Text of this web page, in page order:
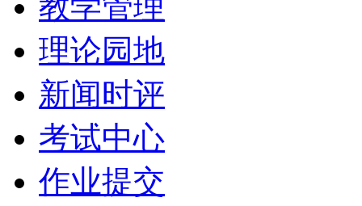
理论园地
新闻时评
考试中心
作业提交